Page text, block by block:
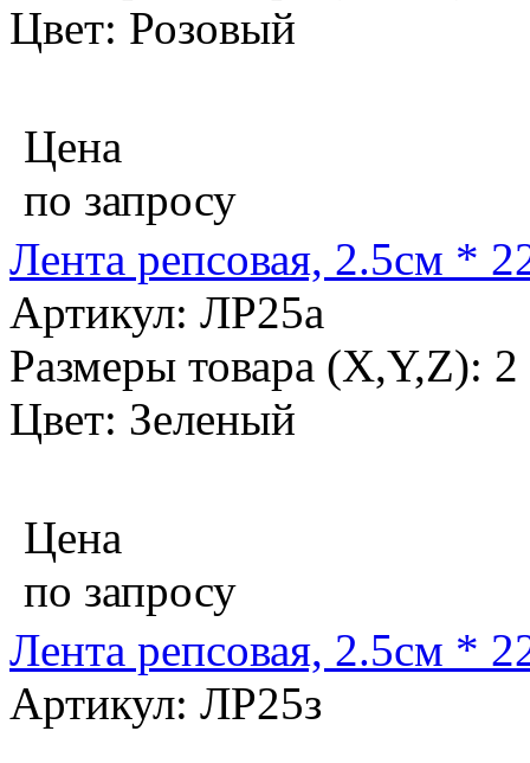
Цвет: Розовый
Цена
по запросу
Лента репсовая, 2.5см *
Артикул: ЛР25а
Размеры товара (X,Y,Z):
Цвет: Зеленый
Цена
по запросу
Лента репсовая, 2.5см *
Артикул: ЛР25з